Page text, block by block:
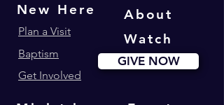
About
New Here
Plan a Visit
Baptism
GIVE NOW
Get Involved
Watch